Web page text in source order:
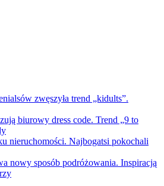
zwęszyła trend „kidults”.
biurowy dress code. Trend „9 to
nieruchomości. Najbogatsi pokochali
nowy sposób podróżowania. Inspiracją